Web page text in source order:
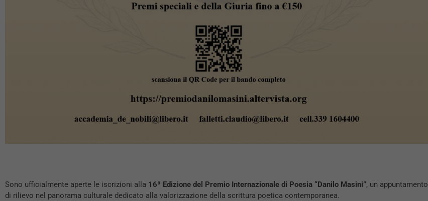
Sono ufficialmente aperte le iscrizioni alla 16ª Edizione del Premio Internazionale di Poesia “Danilo Masini”, un appuntamento
di rilievo nel panorama culturale dedicato alla valorizzazione della scrittura poetica contemporanea.